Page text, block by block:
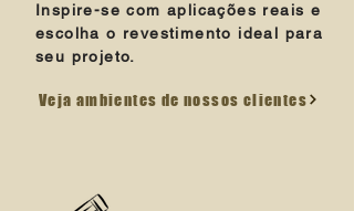
Inspire-se com aplicações reais e
escolha o revestimento ideal para
seu projeto.
Veja ambientes de nossos clientes